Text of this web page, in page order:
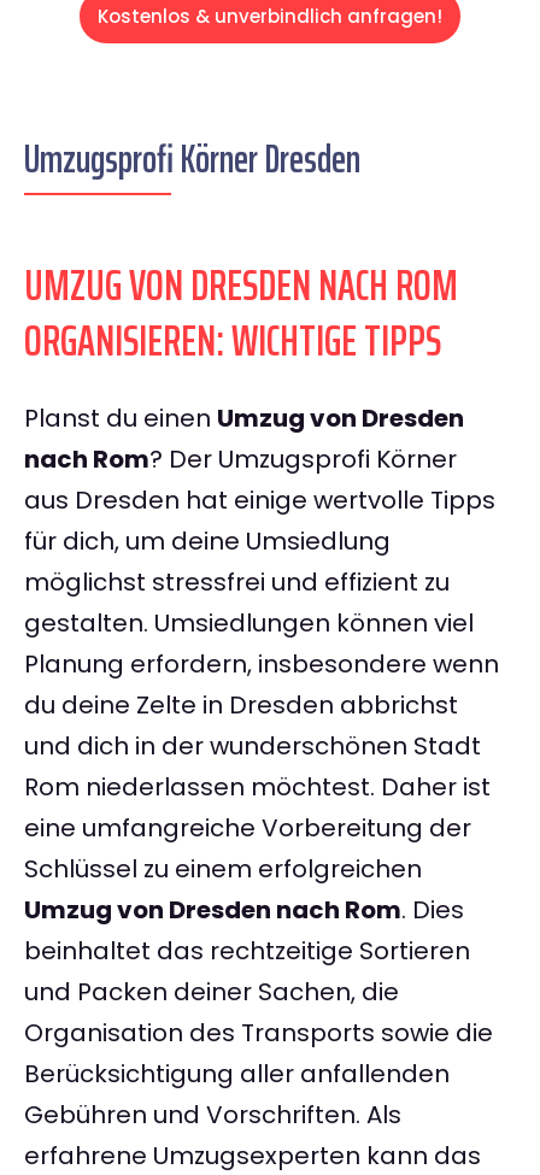
Kostenlos & unverbindlich anfragen!
Umzugsprofi Körner Dresden
UMZUG VON DRESDEN NACH ROM
ORGANISIEREN: WICHTIGE TIPPS
Planst du einen Umzug von Dresden
nach Rom? Der Umzugsprofi Körner
aus Dresden hat einige wertvolle Tipps
für dich, um deine Umsiedlung
möglichst stressfrei und effizient zu
gestalten. Umsiedlungen können viel
Planung erfordern, insbesondere wenn
du deine Zelte in Dresden abbrichst
und dich in der wunderschönen Stadt
Rom niederlassen möchtest. Daher ist
eine umfangreiche Vorbereitung der
Schlüssel zu einem erfolgreichen
Umzug von Dresden nach Rom. Dies
beinhaltet das rechtzeitige Sortieren
und Packen deiner Sachen, die
Organisation des Transports sowie die
Berücksichtigung aller anfallenden
Gebühren und Vorschriften. Als
erfahrene Umzugsexperten kann das